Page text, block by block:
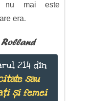
nu mai este
era.
Rolland
214 din
sau
și femei